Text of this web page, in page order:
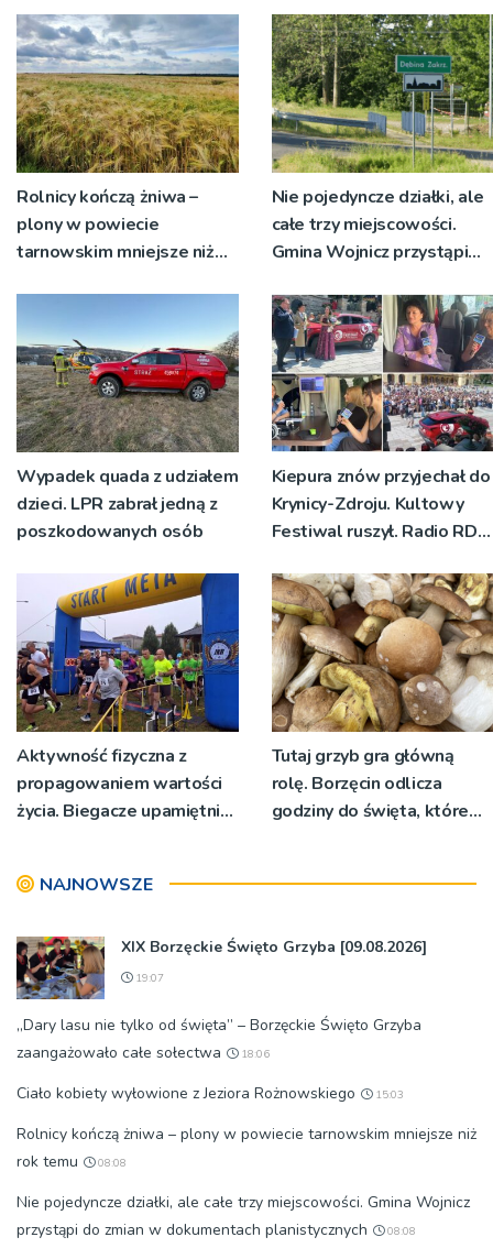
Rolnicy kończą żniwa –
plony w powiecie
tarnowskim mniejsze niż
Nie pojedyncze działki, ale
całe trzy miejscowości.
Gmina Wojnicz przystąpi
planistycznych
Wypadek quada z udziałem
dzieci. LPR zabrał jedną z
poszkodowanych osób
Kiepura znów przyjechał do
Krynicy-Zdroju. Kultowy
Festiwal ruszył. Radio RDN
żywo [ZDJĘCIA]
Aktywność fizyczna z
propagowaniem wartości
życia. Biegacze upamiętnili
Tutaj grzyb gra główną
rolę. Borzęcin odlicza
godziny do święta, które
NAJNOWSZE
XIX Borzęckie Święto Grzyba [09.08.2026]
19:07
„Dary lasu nie tylko od święta” – Borzęckie Święto Grzyba
zaangażowało całe sołectwa
18:06
Ciało kobiety wyłowione z Jeziora Rożnowskiego 15:03
Rolnicy kończą żniwa – plony w powiecie tarnowskim mniejsze niż
rok temu
08:08
Nie pojedyncze działki, ale całe trzy miejscowości. Gmina Wojnicz
przystąpi do zmian w dokumentach planistycznych
08:08